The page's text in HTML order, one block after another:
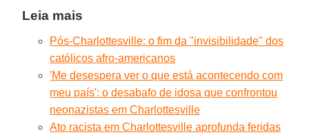
Leia mais
Pós-Charlottesville: o fim da "invisibilidade" dos
católicos afro-americanos
'Me desespera ver o que está acontecendo com
meu país': o desabafo de idosa que confrontou
neonazistas em Charlottesville
Ato racista em Charlottesville aprofunda feridas